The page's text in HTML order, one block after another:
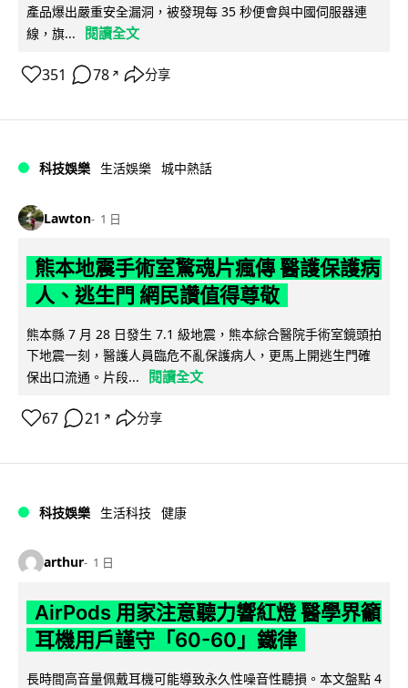
產品爆出嚴重安全漏洞，被發現每 35 秒便會與中國伺服器連
線，旗...
閱讀全文
351 78 ↗ 分享
科技娛樂 生活娛樂 城中熱話
Lawton 1 日
熊本地震手術室驚魂片瘋傳 醫護保護病
人、逃生門 網民讚值得尊敬
熊本縣 7 月 28 日發生 7.1 級地震，熊本綜合醫院手術室鏡頭拍
下地震一刻，醫護人員臨危不亂保護病人，更馬上開逃生門確
保出口流通。片段...
閱讀全文
67 21 ↗ 分享
科技娛樂 生活科技 健康
arthur 1 日
AirPods 用家注意聽力響紅燈 醫學界籲
耳機用戶謹守「60-60」鐵律
長時間高音量佩戴耳機可能導致永久性噪音性聽損。本文盤點 4